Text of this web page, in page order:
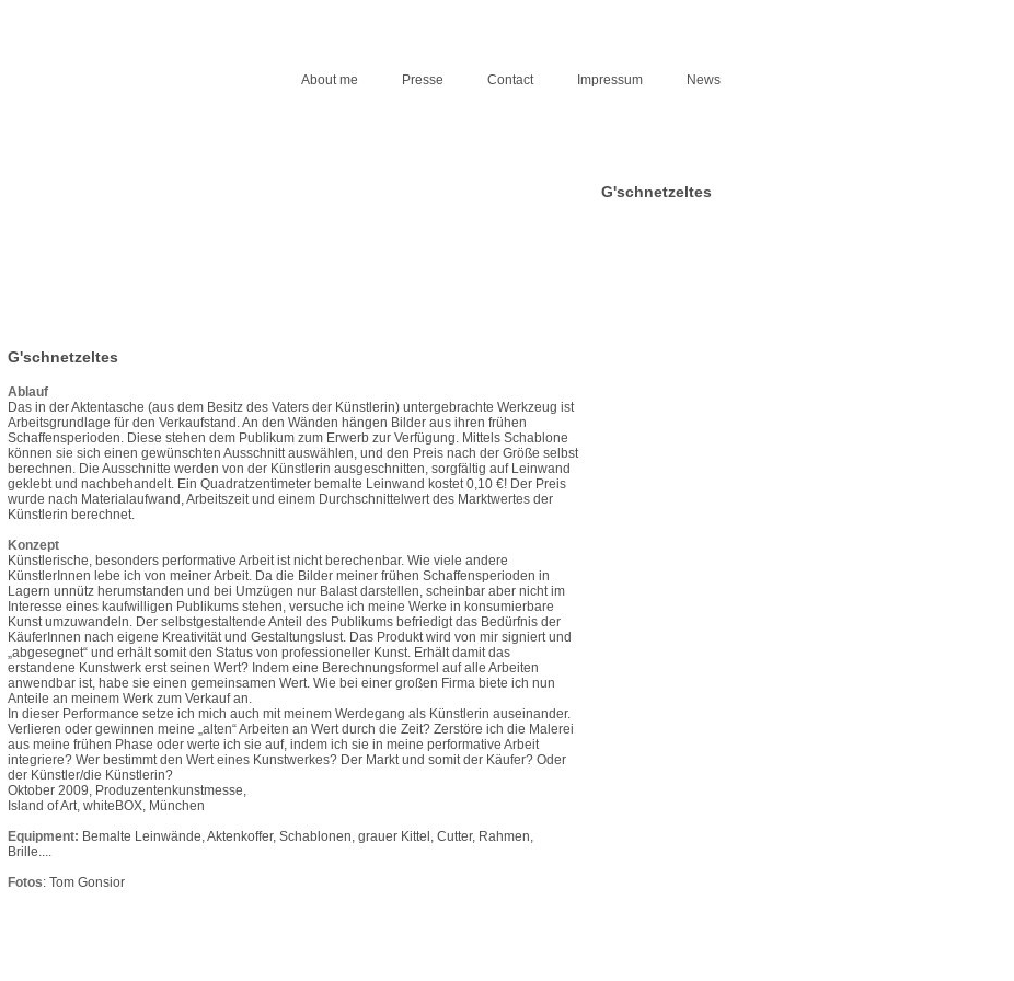
About me Presse Contact Impressum News
G'schnetzeltes
G'schnetzeltes
Ablauf
Das in der Aktentasche (aus dem Besitz des Vaters der Künstlerin) untergebrachte Werkzeug ist
Arbeitsgrundlage für den Verkaufstand. An den Wänden hängen Bilder aus ihren frühen
Schaffensperioden. Diese stehen dem Publikum zum Erwerb zur Verfügung. Mittels Schablone
können sie sich einen gewünschten Ausschnitt auswählen, und den Preis nach der Größe selbst
berechnen. Die Ausschnitte werden von der Künstlerin ausgeschnitten, sorgfältig auf Leinwand
geklebt und nachbehandelt. Ein Quadratzentimeter bemalte Leinwand kostet 0,10 €! Der Preis
wurde nach Materialaufwand, Arbeitszeit und einem Durchschnittelwert des Marktwertes der
Künstlerin berechnet.
Konzept
Künstlerische, besonders performative Arbeit ist nicht berechenbar. Wie viele andere
KünstlerInnen lebe ich von meiner Arbeit. Da die Bilder meiner frühen Schaffensperioden in
Lagern unnütz herumstanden und bei Umzügen nur Balast darstellen, scheinbar aber nicht im
Interesse eines kaufwilligen Publikums stehen, versuche ich meine Werke in konsumierbare
Kunst umzuwandeln. Der selbstgestaltende Anteil des Publikums befriedigt das Bedürfnis der
KäuferInnen nach eigene Kreativität und Gestaltungslust. Das Produkt wird von mir signiert und
„abgesegnet“ und erhält somit den Status von professioneller Kunst. Erhält damit das
erstandene Kunstwerk erst seinen Wert? Indem eine Berechnungsformel auf alle Arbeiten
anwendbar ist, habe sie einen gemeinsamen Wert. Wie bei einer großen Firma biete ich nun
Anteile an meinem Werk zum Verkauf an.
In dieser Performance setze ich mich auch mit meinem Werdegang als Künstlerin auseinander.
Verlieren oder gewinnen meine „alten“ Arbeiten an Wert durch die Zeit? Zerstöre ich die Malerei
aus meine frühen Phase oder werte ich sie auf, indem ich sie in meine performative Arbeit
integriere? Wer bestimmt den Wert eines Kunstwerkes? Der Markt und somit der Käufer? Oder
der Künstler/die Künstlerin?
Oktober 2009, Produzentenkunstmesse,
Island of Art, whiteBOX, München
Equipment: Bemalte Leinwände, Aktenkoffer, Schablonen, grauer Kittel, Cutter, Rahmen,
Brille....
Fotos: Tom Gonsior